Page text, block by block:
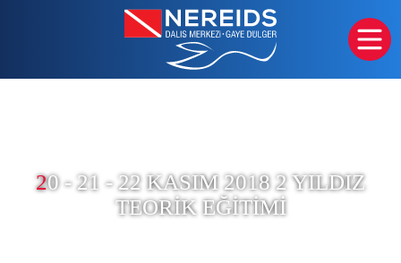
20 - 21 - 22 KASIM 2018 2 YILDIZ
TEORIK EĞITIMI